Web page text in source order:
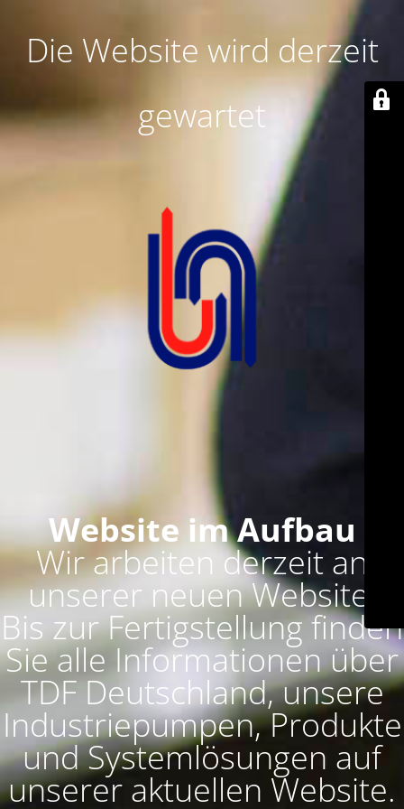
Die Website wird derzeit
gewartet
Website im Aufbau
Wir arbeiten derzeit an
unserer neuen Website.
Bis zur Fertigstellung finden
Sie alle Informationen über
TDF Deutschland, unsere
Industriepumpen, Produkte
und Systemlösungen auf
unserer aktuellen Website.